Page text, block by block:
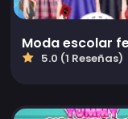
5.0 (1 Reseñas)